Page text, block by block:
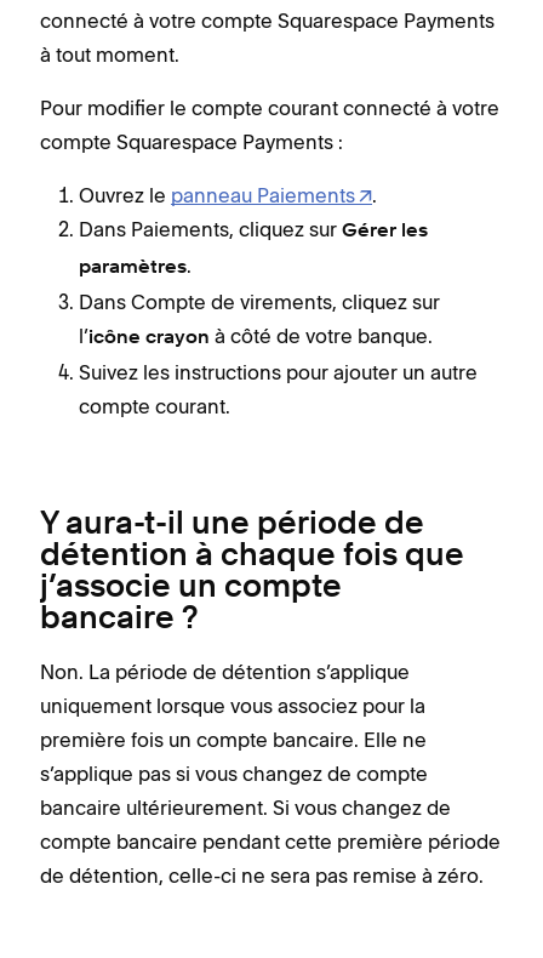
connecté à votre compte Squarespace Payments
à tout moment.
Pour modifier le compte courant connecté à votre
compte Squarespace Payments :
Ouvrez le panneau Paiements
.
Dans Paiements, cliquez sur Gérer les
paramètres.
Dans Compte de virements, cliquez sur
l’icône crayon à côté de votre banque.
Suivez les instructions pour ajouter un autre
compte courant.
Y aura-t-il une période de
détention à chaque fois que
j’associe un compte
bancaire ?
Non. La période de détention s’applique
uniquement lorsque vous associez pour la
première fois un compte bancaire. Elle ne
s’applique pas si vous changez de compte
bancaire ultérieurement. Si vous changez de
compte bancaire pendant cette première période
de détention, celle-ci ne sera pas remise à zéro.